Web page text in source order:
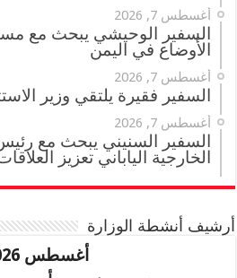
أغسطس 7, 2026
السفير الوحيشي يبحث مع
الأوضاع في اليمن
أغسطس 7, 2026
السفير فقيرة يلتقي وزير
أغسطس 7, 2026
السفير السنيني يبحث مع
الخارجية الياباني تعزيز العلاقات
أرشيف أنشطة الوزارة
أغسطس 2026